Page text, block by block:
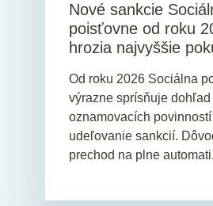
Nové sankcie
poisťovne od roku
hrozia najvyššie
Od roku 2026 Sociálna
výrazne sprísňuje
oznamovacích povinností
udeľovanie sankcií.
prechod na plne